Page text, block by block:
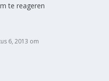
te reageren
6, 2013 om